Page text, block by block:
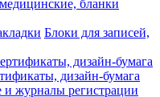
бланки
Блоки для записей,
дизайн-бумага